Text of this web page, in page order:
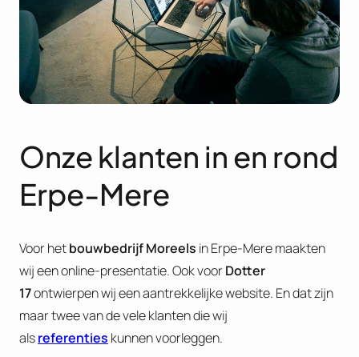
Onze klanten in en rond
Erpe-Mere
Voor hetbouwbedrijf Moreels in Erpe-Mere maakten
wij een online-presentatie. Ook voorDotter
17ontwierpen wij een aantrekkelijke website. En dat zijn
maar twee van de vele klanten die wij
alsreferenties kunnen voorleggen.